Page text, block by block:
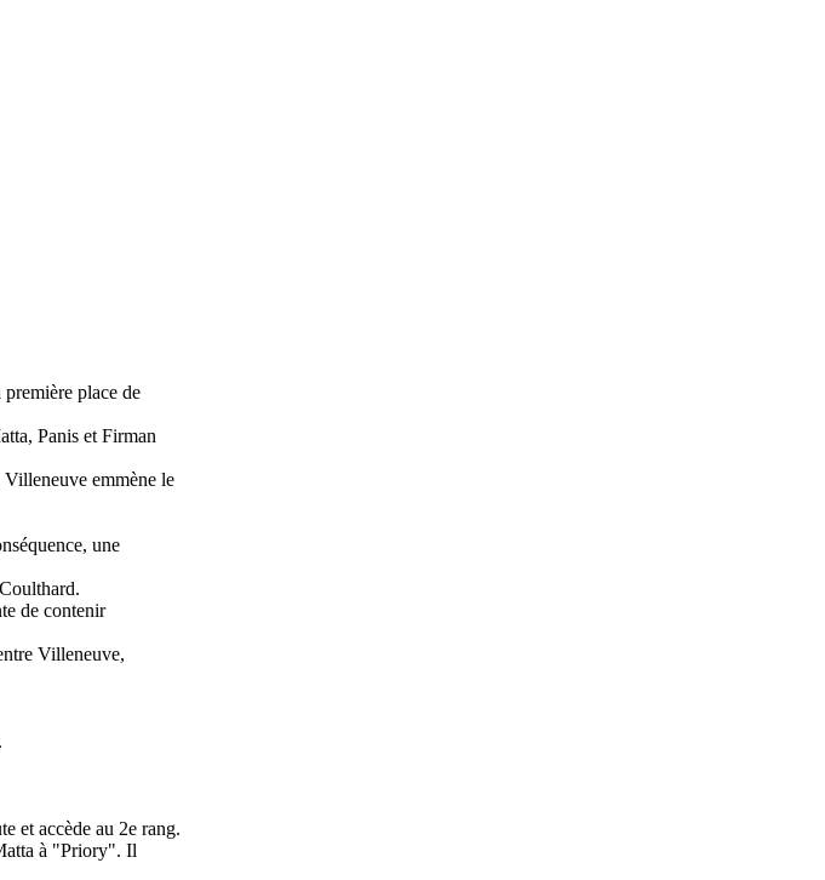
place de
Panis et Firman
emmène le
une
de contenir
Villeneuve,
et accède au 2e rang.
à "Priory". Il